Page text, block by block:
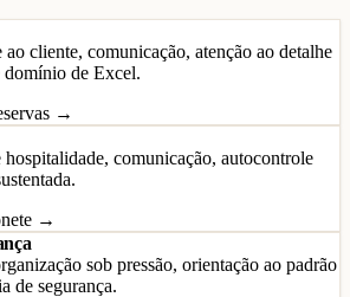
cliente, comunicação, atenção ao detalhe
domínio de Excel.
→
comunicação, autocontrole
→
sob pressão, orientação ao padrão
de segurança.